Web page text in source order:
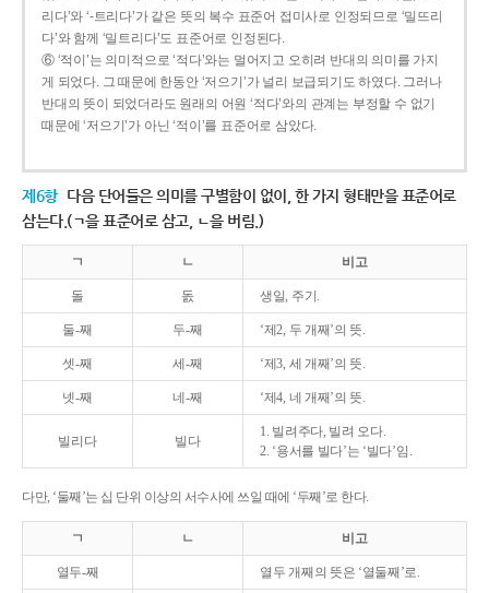
리다’와 ‘-트리다’가 같은 뜻의 복수 표준어 접미사로 인정되므로 ‘밀뜨리
다’와 함께 ‘밀트리다’도 표준어로 인정된다.
⑥ ‘적이’는 의미적으로 ‘적다’와는 멀어지고 오히려 반대의 의미를 가지
게 되었다. 그 때문에 한동안 ‘저으기’가 널리 보급되기도 하였다. 그러나
반대의 뜻이 되었더라도 원래의 어원 ‘적다’와의 관계는 부정할 수 없기
때문에 ‘저으기’가 아닌 ‘적이’를 표준어로 삼았다.
제6항 다음 단어들은 의미를 구별함이 없이, 한 가지 형태만을 표준어로
삼는다.(ㄱ을 표준어로 삼고, ㄴ을 버림.)
ㄱ ㄴ 비고
돌 돐 생일, 주기.
둘-째 두-째 ‘제2, 두 개째’의 뜻.
셋-째 세-째 ‘제3, 세 개째’의 뜻.
넷-째 네-째 ‘제4, 네 개째’의 뜻.
빌리다 빌다
1. 빌려주다, 빌려 오다.
2. ‘용서를 빌다’는 ‘빌다’임.
다만, ‘둘째’는 십 단위 이상의 서수사에 쓰일 때에 ‘두째’로 한다.
ㄱ ㄴ 비고
열두-째 열두 개째의 뜻은 ‘열둘째’로.